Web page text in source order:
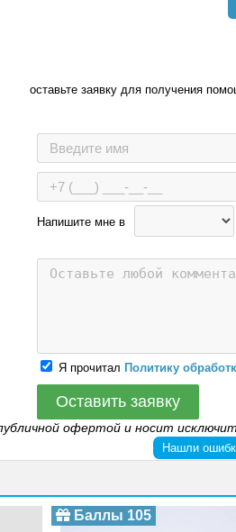
оставьте заявку для получения
Напишите мне в
Я прочитал Политику
Оставить заявку
офертой и носит
Нашли
Баллы 105